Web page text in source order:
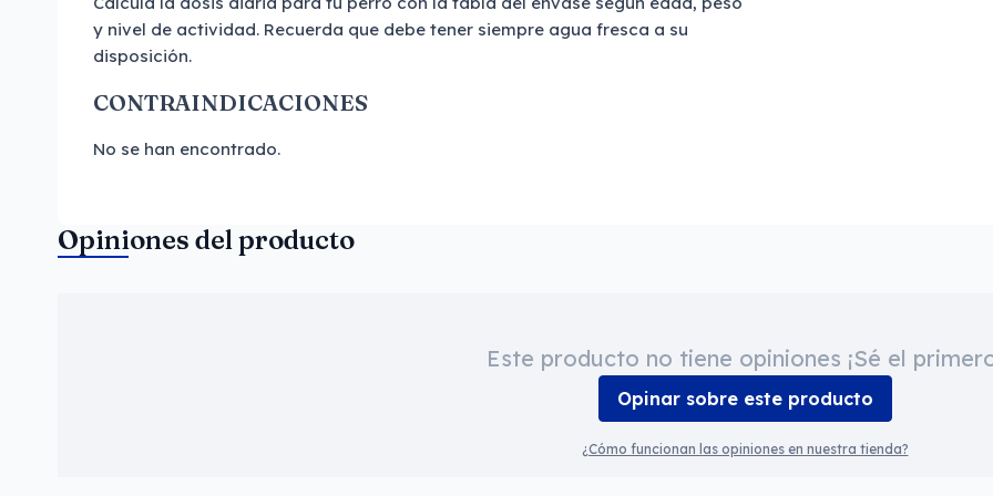
y nivel de actividad. Recuerda que debe tener siempre agua fresca a su
disposición.
CONTRAINDICACIONES
No se han encontrado.
Opiniones del producto
Este producto no tiene opiniones ¡Sé el
Opinar sobre este producto
¿Cómo funcionan las opiniones en nuestra tienda?